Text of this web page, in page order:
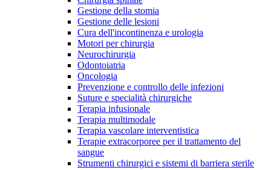
Catalogo prodotti
Trova il prodotto che stai cercando. Visita il catalogo B.
Braun con il nostro portfolio completo.
Hai domande o richieste? Scrivici per entrare subito in
contatto con un nostro referente.
Gestione della stomia
Gestione delle lesioni
Cura dell'incontinenza e urologia
Motori per chirurgia
Neurochirurgia
Odontoiatria
Oncologia
Prevenzione e controllo delle infezioni
Suture e specialità chirurgiche
Terapia infusionale
Terapia multimodale
Terapia vascolare interventistica
Terapie extracorporee per il trattamento del
sangue
Strumenti chirurgici e sistemi di barriera sterile